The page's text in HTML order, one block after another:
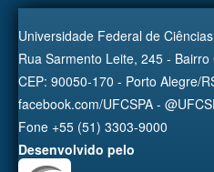
Universidade Federal de
Rua Sarmento Leite, 245 - Bairro
CEP: 90050-170 - Porto Alegre/
facebook.com/UFCSPA -
Fone +55 (51) 3303-9000
Desenvolvido pelo